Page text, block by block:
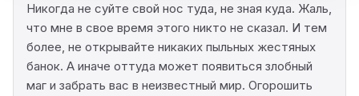
Никогда не суйте свой нос туда, не зная куда. Жаль,
что мне в свое время этого никто не сказал. И тем
более, не открывайте никаких пыльных жестяных
банок. А иначе оттуда может появиться злобный
маг и забрать вас в неизвестный мир. Огорошить